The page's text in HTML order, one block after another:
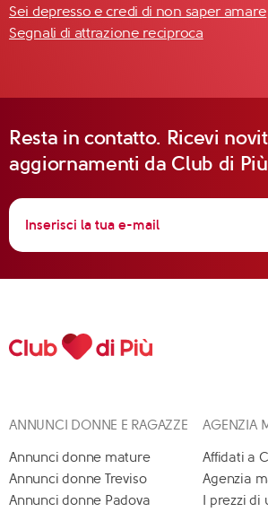
Sei depresso e credi di non saper amare
Segnali di attrazione reciproca
Resta in contatto. Ricevi
aggiornamenti da Club di
ANNUNCI DONNE E RAGAZZE
Annunci donne mature
Annunci donne Treviso
Annunci donne Padova
AGENZIA
Affidati a
Agenzia
I prezzi di